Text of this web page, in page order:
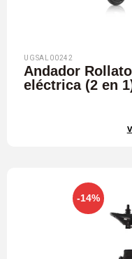
UGSAL00242
Andador
eléctrica (2 en
-14%